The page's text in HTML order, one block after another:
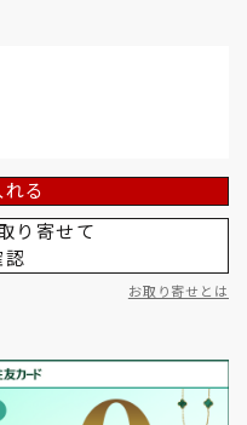
る
り寄せて
認
お取り寄せとは